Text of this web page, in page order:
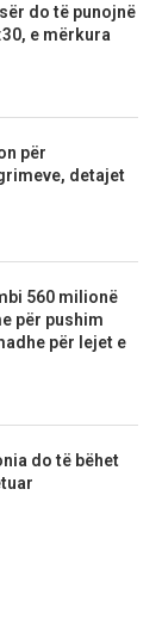
do të punojnë
e mërkura
për
detajet
560 milionë
për pushim
për lejet e
do të bëhet